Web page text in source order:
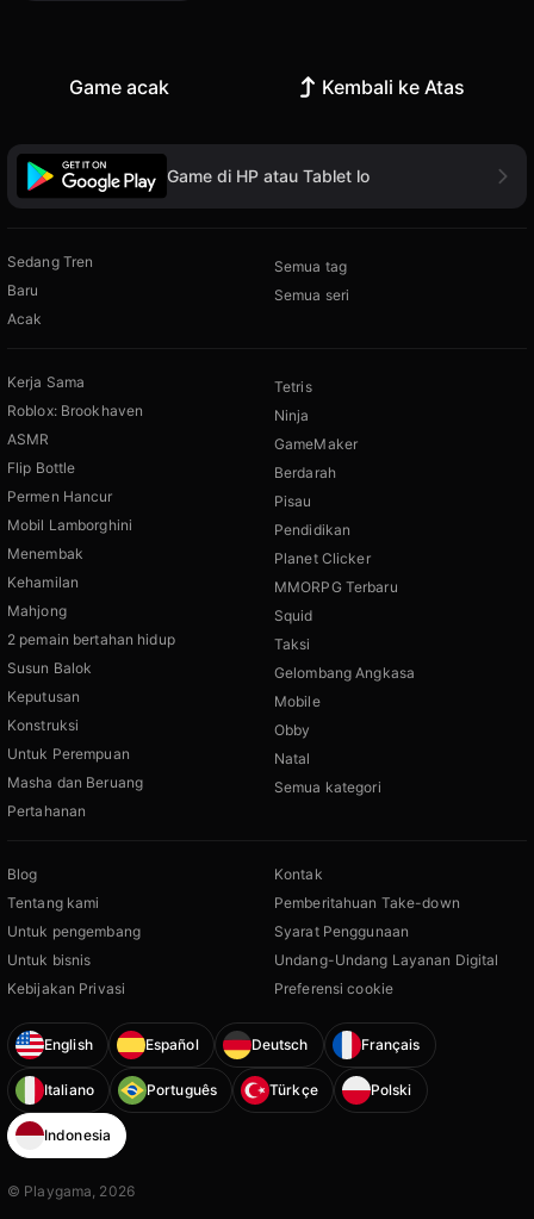
Game acak Kembali ke Atas
Game di HP atau Tablet lo
Sedang Tren
Baru
Acak
Semua tag
Semua seri
Kerja Sama
Roblox: Brookhaven
ASMR
Flip Bottle
Permen Hancur
Mobil Lamborghini
Menembak
Kehamilan
Mahjong
2 pemain bertahan hidup
Susun Balok
Keputusan
Konstruksi
Untuk Perempuan
Masha dan Beruang
Pertahanan
Tetris
Ninja
GameMaker
Berdarah
Pisau
Pendidikan
Planet Clicker
MMORPG Terbaru
Squid
Taksi
Gelombang Angkasa
Mobile
Obby
Natal
Semua kategori
Blog
Tentang kami
Untuk pengembang
Untuk bisnis
Kebijakan Privasi
Kontak
Pemberitahuan Take-down
Syarat Penggunaan
Undang-Undang Layanan Digital
Preferensi cookie
English Español Deutsch Français
Italiano Português Türkçe Polski
Indonesia
© Playgama, 2026